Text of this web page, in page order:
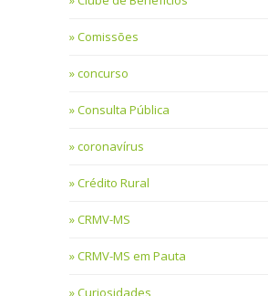
Comissões
concurso
Consulta Pública
coronavírus
Crédito Rural
CRMV-MS
CRMV-MS em Pauta
Curiosidades